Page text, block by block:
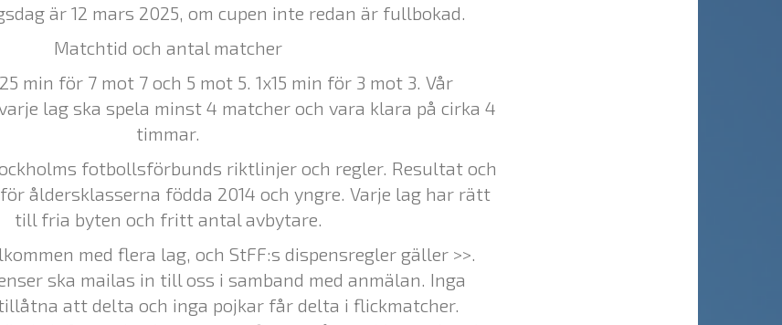
är 12 mars 2025, om cupen inte redan är fullbokad.
Matchtid och antal matcher
min för 7 mot 7 och 5 mot 5. 1x15 min för 3 mot 3. Vår
lag ska spela minst 4 matcher och vara klara på cirka 4
timmar.
fotbollsförbunds riktlinjer och regler. Resultat och
åldersklasserna födda 2014 och yngre. Varje lag har rätt
till fria byten och fritt antal avbytare.
med flera lag, och StFF:s dispensregler gäller >>.
ska mailas in till oss i samband med anmälan. Inga
att delta och inga pojkar får delta i flickmatcher.